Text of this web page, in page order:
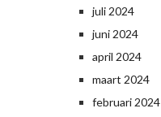
juli 2024
juni 2024
april 2024
maart 2024
februari 2024